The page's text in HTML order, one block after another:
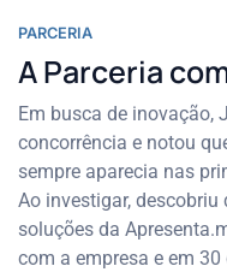
PARCERIA
A Parceria
Em busca de inovação,
concorrência e notou
sempre aparecia nas
Ao investigar,
soluções da
com a empresa e em